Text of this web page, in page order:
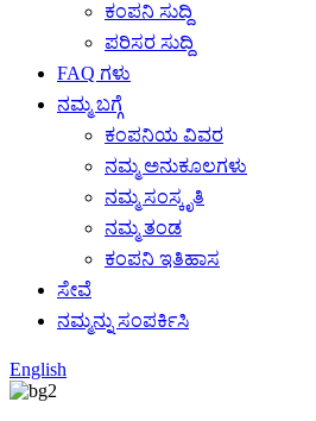
ಕಂಪನಿ ಸುದ್ದಿ
ಪರಿಸರ ಸುದ್ದಿ
FAQ ಗಳು
ನಮ್ಮ ಬಗ್ಗೆ
ಕಂಪನಿಯ ವಿವರ
ನಮ್ಮ ಅನುಕೂಲಗಳು
ನಮ್ಮ ಸಂಸ್ಕೃತಿ
ನಮ್ಮ ತಂಡ
ಕಂಪನಿ ಇತಿಹಾಸ
ಸೇವೆ
ನಮ್ಮನ್ನು ಸಂಪರ್ಕಿಸಿ
English